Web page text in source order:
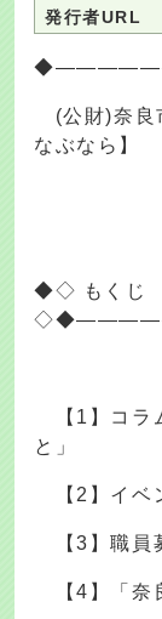
発行者URL
(公財)奈良
なぶなら】
◆◇ もくじ
【1】コラ
と」
【2】イベ
【3】職員
【4】「奈